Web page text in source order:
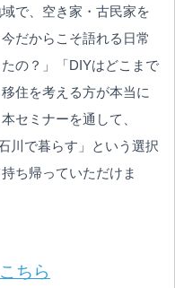
で、空き家・古民家を
だからこそ語れる日常
の？」「DIYはどこまで
住を考える方が本当に
セミナーを通して、
川で暮らす」という選択
ち帰っていただけま
ちら